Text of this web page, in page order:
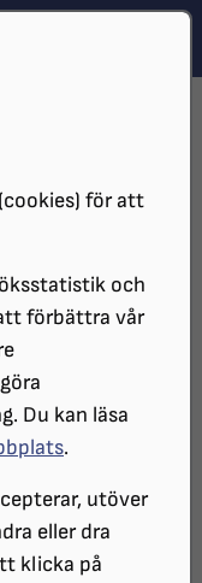
för att
och
förbättra vår
Du kan läsa
.
utöver
eller dra
klicka på
GÖTEBORG
fyllas i